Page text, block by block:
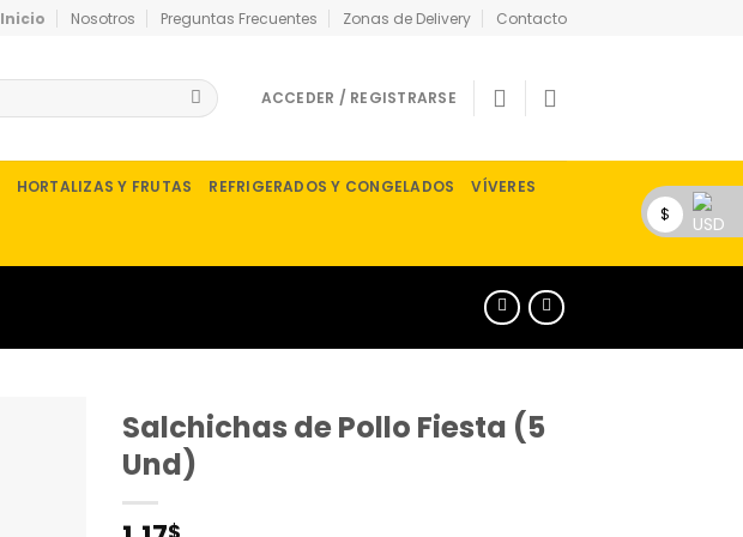
Inicio Nosotros Preguntas Frecuentes Zonas de Delivery Contacto
ACCEDER / REGISTRARSE
HORTALIZAS Y FRUTAS REFRIGERADOS Y CONGELADOS VÍVERES
Salchichas de Pollo Fiesta (5
Und)
$